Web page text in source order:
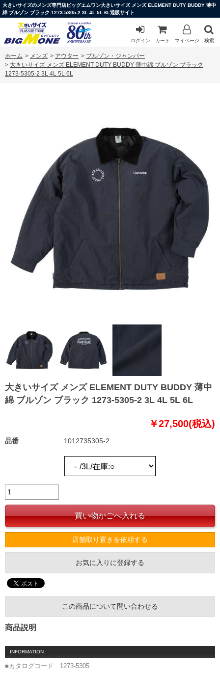
大きいサイズのメンズ専門店ビッグエムワン大きいサイズ メンズ ELEMENT DUTY BUDDY 薄中
綿 ブルゾン ブラック 1273-5305-2 3L 4L 5L 6L通販サイト
ログイン カート マイページ 検索
ホーム > メンズ > アウター > ブルゾン・ジャンパー
> 大きいサイズ メンズ ELEMENT DUTY BUDDY 薄中綿 ブルゾン ブラック
1273-5305-2 3L 4L 5L 6L
大きいサイズ メンズ ELEMENT DUTY BUDDY 薄中
綿 ブルゾン ブラック 1273-5305-2 3L 4L 5L 6L
￥27,500(税込)
品番 1012735305-2
店舗取り置きを依頼する
お気に入りに登録する
この商品について問い合わせる
商品説明
INFORMATION
■カタログコード 1273-5305